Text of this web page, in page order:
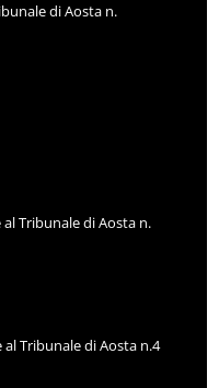
di Aosta n.
Tribunale di Aosta n.
Tribunale di Aosta n.4